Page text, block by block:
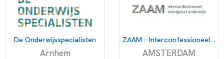
De Onderwijsspecialisten
Arnhem
ZAAM - Interconfessioneel voortgezet onderwijs
AMSTERDAM